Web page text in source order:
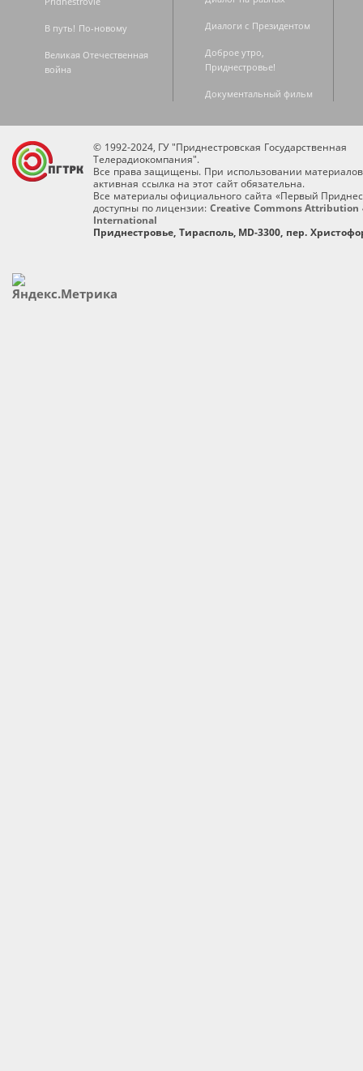
В путь! По-новому
Великая Отечественная
война
Диалоги с Президентом
Доброе утро,
Приднестровье!
Документальный фильм
© 1992-2024, ГУ "Приднестровская Государственная
Телерадиокомпания".
Все права защищены. При использовании
активная ссылка на этот сайт обязательна.
Все материалы официального сайта «Первый
доступны по лицензии: Creative Commons Attribution
International
Приднестровье, Тирасполь, MD-3300, пер.